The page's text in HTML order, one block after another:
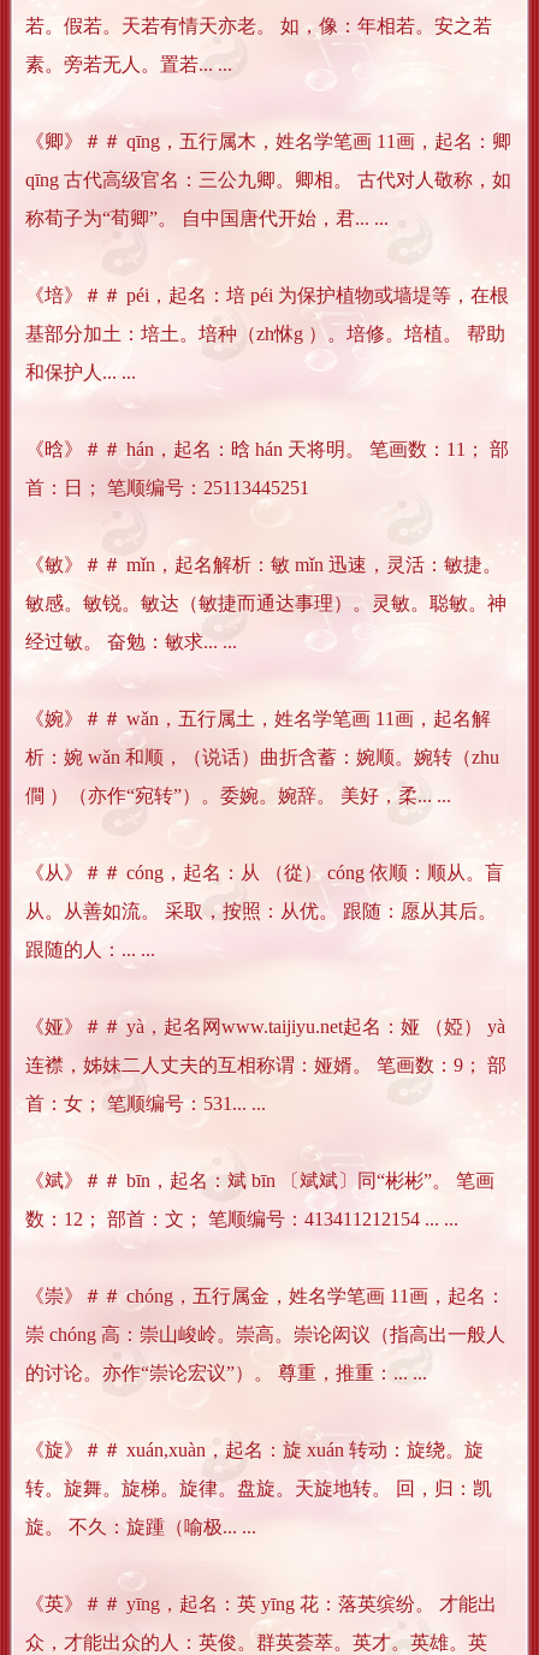
若。假若。天若有情天亦老。 如，像：年相若。安之若
素。旁若无人。置若... ...
《卿》＃＃ qīng，五行属木，姓名学笔画 11画，起名：卿
qīng 古代高级官名：三公九卿。卿相。 古代对人敬称，如
称荀子为“荀卿”。 自中国唐代开始，君... ...
《培》＃＃ péi，起名：培 péi 为保护植物或墙堤等，在根
基部分加土：培土。培种（zh恘g ）。培修。培植。 帮助
和保护人... ...
《晗》＃＃ hán，起名：晗 hán 天将明。 笔画数：11； 部
首：日； 笔顺编号：25113445251
《敏》＃＃ mǐn，起名解析：敏 mǐn 迅速，灵活：敏捷。
敏感。敏锐。敏达（敏捷而通达事理）。灵敏。聪敏。神
经过敏。 奋勉：敏求... ...
《婉》＃＃ wǎn，五行属土，姓名学笔画 11画，起名解
析：婉 wǎn 和顺，（说话）曲折含蓄：婉顺。婉转（zhu
僴 ）（亦作“宛转”）。委婉。婉辞。 美好，柔... ...
《从》＃＃ cóng，起名：从 （從） cóng 依顺：顺从。盲
从。从善如流。 采取，按照：从优。 跟随：愿从其后。
跟随的人：... ...
《娅》＃＃ yà，起名网www.taijiyu.net起名：娅 （婭） yà
连襟，姊妹二人丈夫的互相称谓：娅婿。 笔画数：9； 部
首：女； 笔顺编号：531... ...
《斌》＃＃ bīn，起名：斌 bīn 〔斌斌〕同“彬彬”。 笔画
数：12； 部首：文； 笔顺编号：413411212154 ... ...
《崇》＃＃ chóng，五行属金，姓名学笔画 11画，起名：
崇 chóng 高：崇山峻岭。崇高。崇论闳议（指高出一般人
的讨论。亦作“崇论宏议”）。 尊重，推重：... ...
《旋》＃＃ xuán,xuàn，起名：旋 xuán 转动：旋绕。旋
转。旋舞。旋梯。旋律。盘旋。天旋地转。 回，归：凯
旋。 不久：旋踵（喻极... ...
《英》＃＃ yīng，起名：英 yīng 花：落英缤纷。 才能出
众，才能出众的人：英俊。群英荟萃。英才。英雄。英